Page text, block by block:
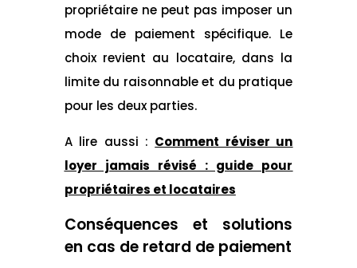
Prélèvement
automatique
Pratique et
régulier
propriétaire ne peut pas imposer un
mode de paiement spécifique. Le
choix revient au locataire, dans la
limite du raisonnable et du pratique
pour les deux parties.
A lire aussi : Comment réviser un
loyer jamais révisé : guide pour
propriétaires et locataires
Conséquences et solutions
en cas de retard de paiement